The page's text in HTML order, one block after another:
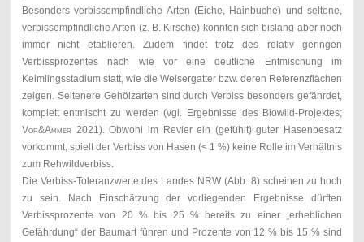
Besonders verbissempfindliche Arten (Eiche, Hainbuche) und seltene,
verbissempfindliche Arten (z. B. Kirsche) konnten sich bislang aber noch
immer nicht etablieren. Zudem findet trotz des relativ geringen
Verbissprozentes nach wie vor eine deutliche Entmischung im
Keimlingsstadium statt, wie die Weisergatter bzw. deren Referenzflächen
zeigen. Seltenere Gehölzarten sind durch Verbiss besonders gefährdet,
komplett entmischt zu werden (vgl. Ergebnisse des Biowild-Projektes;
Vor&Ammer 2021). Obwohl im Revier ein (gefühlt) guter Hasenbesatz
vorkommt, spielt der Verbiss von Hasen (< 1 %) keine Rolle im Verhältnis
zum Rehwildverbiss.
Die Verbiss-Toleranzwerte des Landes NRW (Abb. 8) scheinen zu hoch
zu sein. Nach Einschätzung der vorliegenden Ergebnisse dürften
Verbissprozente von 20 % bis 25 % bereits zu einer „erheblichen
Gefährdung“ der Baumart führen und Prozente von 12 % bis 15 % sind